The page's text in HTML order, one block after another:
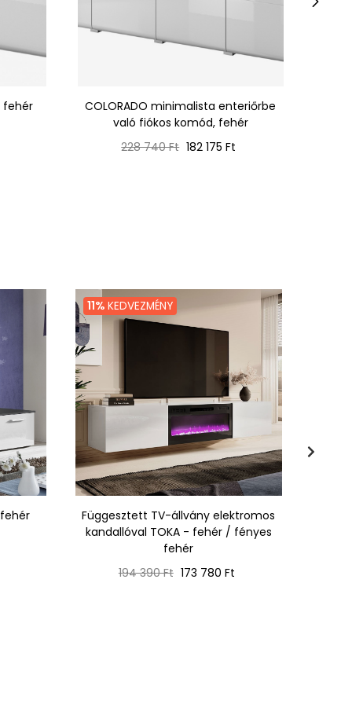
fehér
COLORADO minimalista enteriőrbe
való fiókos komód, fehér
Normál
228 740 Ft Ár
182 175 Ft
11% KEDVEZMÉNY
Függesztett TV-állvány elektromos
kandallóval TOKA - fehér / fényes
fehér
Normál
194 390 Ft Ár
173 780 Ft